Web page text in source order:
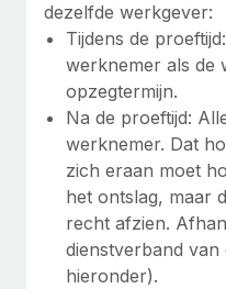
Meer informatie
dezelfde werkgever:
Tijdens de
werknemer als de
opzegtermijn.
Na de proeftijd:
werknemer. Dat
zich eraan moet
het ontslag, maar
recht afzien.
dienstverband
hieronder).